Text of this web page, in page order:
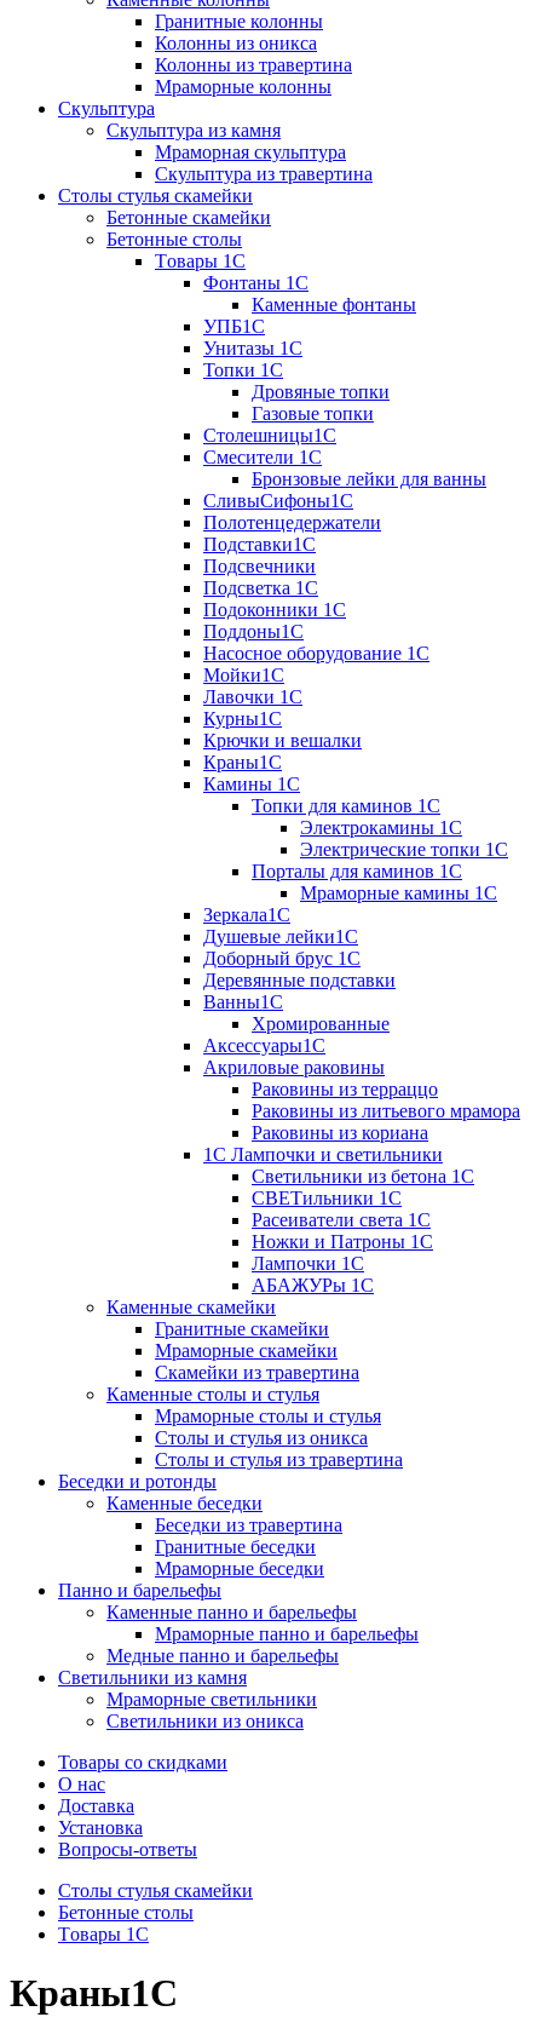
Гранитные колонны
Колонны из оникса
Колонны из травертина
Мраморные колонны
Скульптура
Скульптура из камня
Мраморная скульптура
Скульптура из травертина
Столы стулья скамейки
Бетонные скамейки
Бетонные столы
Tовары 1C
Фонтаны 1C
Каменные фонтаны
УПБ1С
Унитазы 1С
Топки 1С
Дровяные топки
Газовые топки
Столешницы1С
Смесители 1С
Бронзовые лейки для ванны
СливыСифоны1С
Полотенцедержатели
Подставки1С
Подсвечники
Подсветка 1С
Подоконники 1С
Поддоны1С
Насосное оборудование 1С
Мойки1С
Лавочки 1С
Курны1С
Крючки и вешалки
Краны1С
Камины 1C
Топки для каминов 1C
Электрокамины 1С
Электрические топки 1C
Порталы для каминов 1С
Мраморные камины 1C
Зеркала1С
Душевые лейки1С
Доборный брус 1С
Деревянные подставки
Ванны1С
Хромированные
Аксессуары1С
Акриловые раковины
Раковины из терраццо
Раковины из литьевого мрамора
Раковины из кориана
1С Лампочки и светильники
Светильники из бетона 1С
СВЕТильники 1С
Расеиватели света 1С
Ножки и Патроны 1С
Лампочки 1С
АБАЖУРы 1С
Каменные скамейки
Гранитные скамейки
Мраморные скамейки
Скамейки из травертина
Каменные столы и стулья
Мраморные столы и стулья
Столы и стулья из оникса
Столы и стулья из травертина
Беседки и ротонды
Каменные беседки
Беседки из травертина
Гранитные беседки
Мраморные беседки
Панно и барельефы
Каменные панно и барельефы
Мраморные панно и барельефы
Медные панно и барельефы
Светильники из камня
Мраморные светильники
Светильники из оникса
Товары со скидками
О нас
Доставка
Установка
Вопросы-ответы
Столы стулья скамейки
Бетонные столы
Tовары 1C
Краны1С